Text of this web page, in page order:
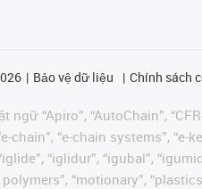
Bảo vệ dữ liệu Chính sách
ngữ “Apiro”, “AutoChain”,
chain”, “e-chain systems”, “e-
“iglidur”, “igubal”,
“motionary”, “plastics